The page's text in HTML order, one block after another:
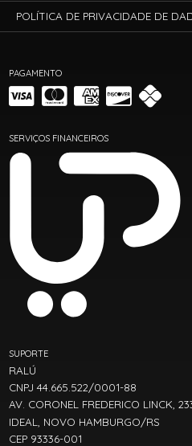
PAGAMENTO
SERVIÇOS FINANCEIROS
SUPORTE
RALÚ
CNPJ 44.665.522/0001-88
AV. CORONEL FREDERICO LINCK,
IDEAL, NOVO HAMBURGO/RS
CEP 93336-001
POLÍTICA DE PRIVACIDADE DE